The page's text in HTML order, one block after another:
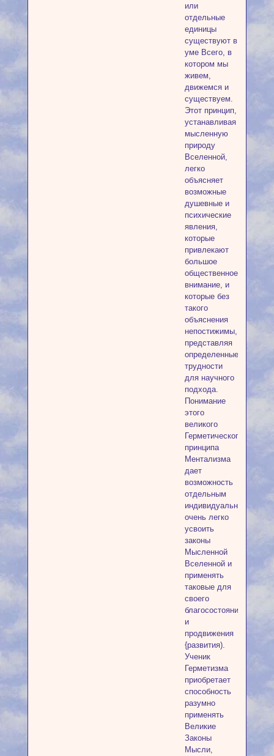
или
отдельные
единицы
существуют в
уме Всего, в
котором мы
живем,
движемся и
существуем.
Этот принцип,
устанавливая
мысленную
природу
Вселенной,
легко
объясняет
возможные
душевные и
психические
явления,
которые
привлекают
большое
общественное
внимание, и
которые без
такого
объяснения
непостижимы,
представляя
определенные
трудности
для научного
подхода.
Понимание
этого
великого
Герметического
принципа
Ментализма
дает
возможность
отдельным
индивидуальностям
очень легко
усвоить
законы
Мысленной
Вселенной и
применять
таковые для
своего
благосостояния
и
продвижения
{развития).
Ученик
Герметизма
приобретает
способность
разумно
применять
Великие
Законы
Мысли,